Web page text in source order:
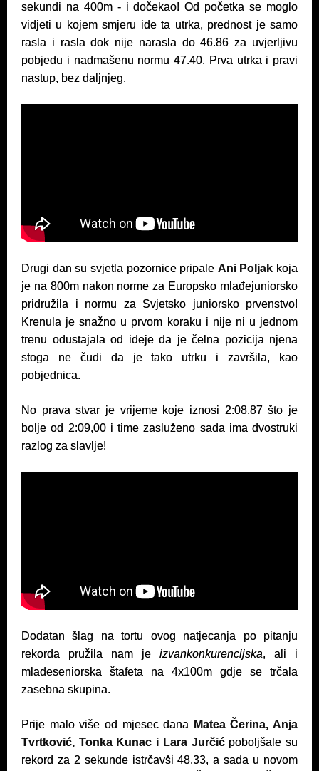
sekundi na 400m - i dočekao! Od početka se moglo
vidjeti u kojem smjeru ide ta utrka, prednost je samo
rasla i rasla dok nije narasla do 46.86 za uvjerljivu
pobjedu i nadmašenu normu 47.40. Prva utrka i pravi
nastup, bez daljnjeg.
Drugi dan su svjetla pozornice pripale Ani Poljak koja
je na 800m nakon norme za Europsko mlađejuniorsko
pridružila i normu za Svjetsko juniorsko prvenstvo!
Krenula je snažno u prvom koraku i nije ni u jednom
trenu odustajala od ideje da je čelna pozicija njena
stoga ne čudi da je tako utrku i završila, kao
pobjednica.
No prava stvar je vrijeme koje iznosi 2:08,87 što je
bolje od 2:09,00 i time zasluženo sada ima dvostruki
razlog za slavlje!
Dodatan šlag na tortu ovog natjecanja po pitanju
rekorda pružila nam je izvankonkurencijska, ali i
mlađeseniorska štafeta na 4x100m gdje se trčala
zasebna skupina.
Prije malo više od mjesec dana
Matea Čerina, Anja
Tvrtković, Tonka Kunac i Lara Jurčićpoboljšale su
rekord za 2 sekunde istrčavši 48.33, a sada u novom